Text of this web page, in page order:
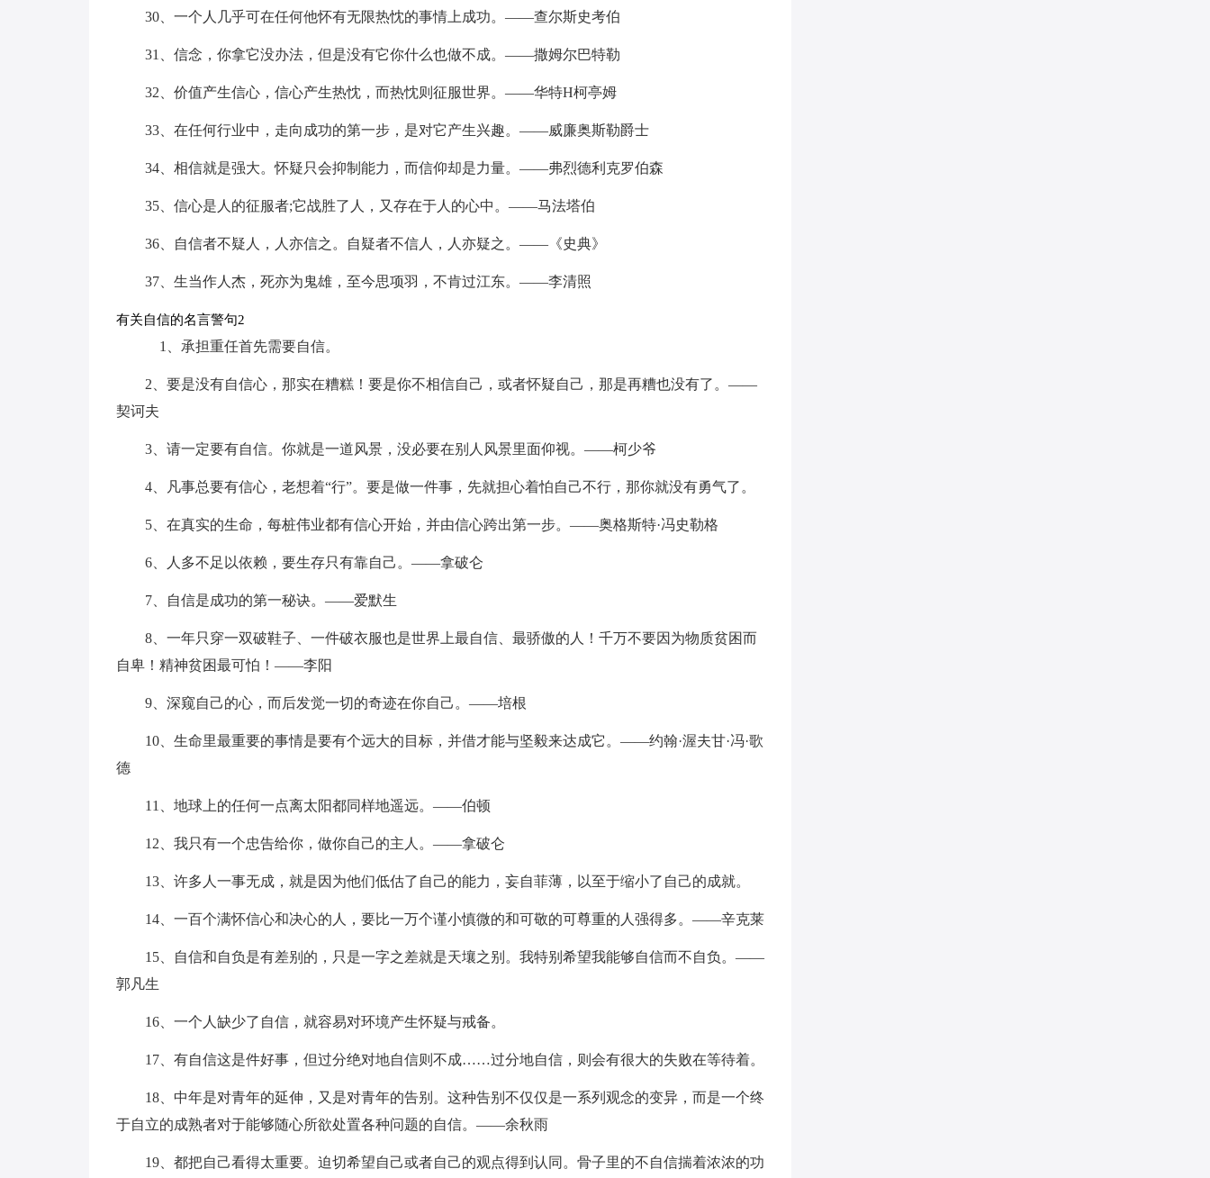
30、一个人几乎可在任何他怀有无限热忱的事情上成功。——查尔斯史考伯
31、信念，你拿它没办法，但是没有它你什么也做不成。——撒姆尔巴特勒
32、价值产生信心，信心产生热忱，而热忱则征服世界。——华特H柯亭姆
33、在任何行业中，走向成功的第一步，是对它产生兴趣。——威廉奥斯勒爵士
34、相信就是强大。怀疑只会抑制能力，而信仰却是力量。——弗烈德利克罗伯森
35、信心是人的征服者;它战胜了人，又存在于人的心中。——马法塔伯
36、自信者不疑人，人亦信之。自疑者不信人，人亦疑之。——《史典》
37、生当作人杰，死亦为鬼雄，至今思项羽，不肯过江东。——李清照
有关自信的名言警句2
1、承担重任首先需要自信。
2、要是没有自信心，那实在糟糕！要是你不相信自己，或者怀疑自己，那是再糟也没有了。——
契诃夫
3、请一定要有自信。你就是一道风景，没必要在别人风景里面仰视。——柯少爷
4、凡事总要有信心，老想着“行”。要是做一件事，先就担心着怕自己不行，那你就没有勇气了。
5、在真实的生命，每桩伟业都有信心开始，并由信心跨出第一步。——奥格斯特·冯史勒格
6、人多不足以依赖，要生存只有靠自己。——拿破仑
7、自信是成功的第一秘诀。——爱默生
8、一年只穿一双破鞋子、一件破衣服也是世界上最自信、最骄傲的人！千万不要因为物质贫困而
自卑！精神贫困最可怕！——李阳
9、深窥自己的心，而后发觉一切的奇迹在你自己。——培根
10、生命里最重要的事情是要有个远大的目标，并借才能与坚毅来达成它。——约翰·渥夫甘·冯·歌
德
11、地球上的任何一点离太阳都同样地遥远。——伯顿
12、我只有一个忠告给你，做你自己的主人。——拿破仑
13、许多人一事无成，就是因为他们低估了自己的能力，妄自菲薄，以至于缩小了自己的成就。
14、一百个满怀信心和决心的人，要比一万个谨小慎微的和可敬的可尊重的人强得多。——辛克莱
15、自信和自负是有差别的，只是一字之差就是天壤之别。我特别希望我能够自信而不自负。——
郭凡生
16、一个人缺少了自信，就容易对环境产生怀疑与戒备。
17、有自信这是件好事，但过分绝对地自信则不成……过分地自信，则会有很大的失败在等待着。
18、中年是对青年的延伸，又是对青年的告别。这种告别不仅仅是一系列观念的变异，而是一个终
于自立的成熟者对于能够随心所欲处置各种问题的自信。——余秋雨
19、都把自己看得太重要。迫切希望自己或者自己的观点得到认同。骨子里的不自信揣着浓浓的功